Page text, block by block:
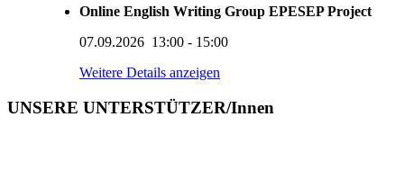
Online English Writing Group EPESEP Project
07.09.2026 13:00 - 15:00
Weitere Details anzeigen
UNSERE UNTERSTÜTZER/Innen